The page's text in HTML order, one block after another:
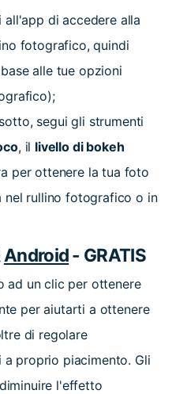
di accedere alla
fotografico, quindi
alle tue opzioni
segui gli strumenti
, il livello di bokeh
per ottenere la tua foto
rullino fotografico o in
Android- GRATIS
ad un clic per ottenere
per aiutarti a ottenere
di regolare
a proprio piacimento. Gli
l'effetto